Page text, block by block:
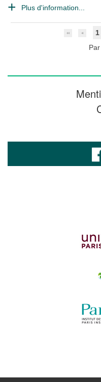
Plus d'information...
1